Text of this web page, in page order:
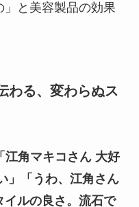
と美容製品の効果
わる、変わらぬス
江角マキコさん 大好
」「うわ、江角さん
イルの良さ。流石で